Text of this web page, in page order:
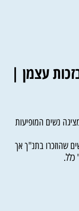
עצמן |
נשים המופיעות
שהוזכרו בתנ"ך אך
כלל.